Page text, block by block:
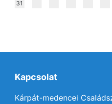
31
Kapcsolat
Kárpát-medencei